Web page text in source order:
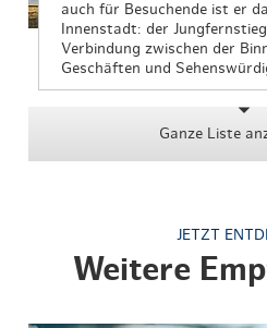
auch für Besuchende ist er
Innenstadt: der
Verbindung zwischen der
Geschäften und
Ganze Liste
JETZT
Weitere